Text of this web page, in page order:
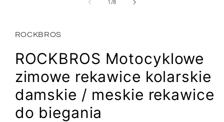
1 /z8
ROCKBROS
ROCKBROS Motocyklowe
zimowe rekawice kolarskie
damskie / meskie rekawice
do biegania